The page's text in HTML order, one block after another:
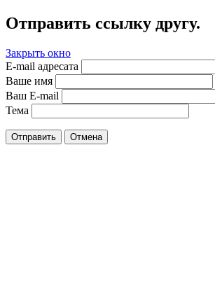
Отправить ссылку другу.
Закрыть окно
E-mail адресата
Ваше имя
Ваш E-mail
Тема
Отправить Отмена